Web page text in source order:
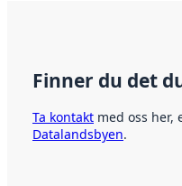
Finner du det
Ta kontakt med oss her,
Datalandsbyen.